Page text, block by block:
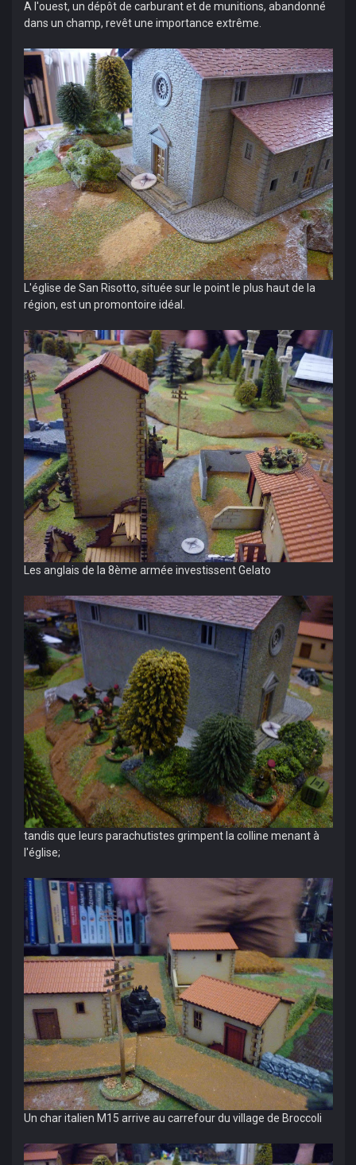
A l'ouest, un dépôt de carburant et de munitions, abandonné
dans un champ, revêt une importance extrême.
L'église de San Risotto, située sur le point le plus haut de la
région, est un promontoire idéal.
Les anglais de la 8ème armée investissent Gelato
tandis que leurs parachutistes grimpent la colline menant à
l'église;
Un char italien M15 arrive au carrefour du village de Broccoli